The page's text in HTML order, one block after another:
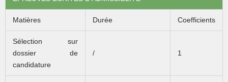
Matières Durée Coefficients
Sélection sur
dossier de
candidature
/ 1